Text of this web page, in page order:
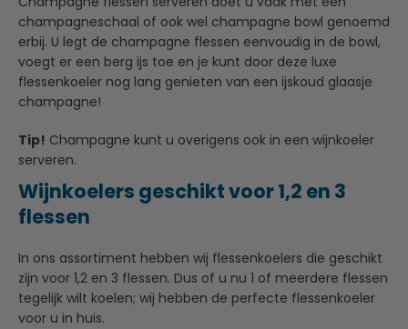
champagneschaal of ook wel champagne bowl genoemd
erbij. U legt de champagne flessen eenvoudig in de bowl,
voegt er een berg ijs toe en je kunt door deze luxe
flessenkoeler nog lang genieten van een ijskoud glaasje
champagne!
Tip! Champagne kunt u overigens ook in een wijnkoeler
serveren.
Wijnkoelers geschikt voor 1,2 en 3
flessen
In ons assortiment hebben wij flessenkoelers die geschikt
zijn voor 1,2 en 3 flessen. Dus of u nu 1 of meerdere flessen
tegelijk wilt koelen; wij hebben de perfecte flessenkoeler
voor u in huis.